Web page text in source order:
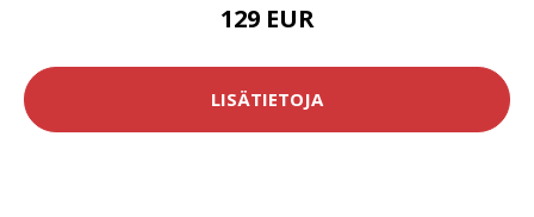
129 EUR
LISÄTIETOJA